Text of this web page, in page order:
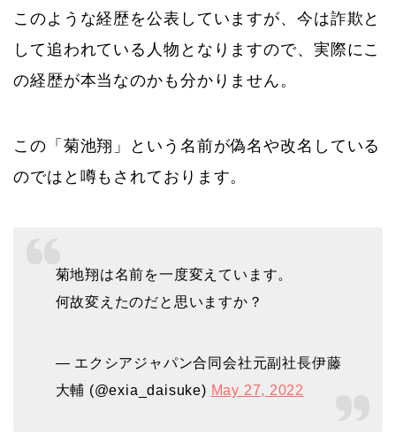
このような経歴を公表していますが、今は詐欺と
して追われている人物となりますので、実際にこ
の経歴が本当なのかも分かりません。
この「菊池翔」という名前が偽名や改名している
のではと噂もされております。
菊地翔は名前を一度変えています。
何故変えたのだと思いますか？
— エクシアジャパン合同会社元副社長伊藤
大輔 (@exia_daisuke) May 27, 2022